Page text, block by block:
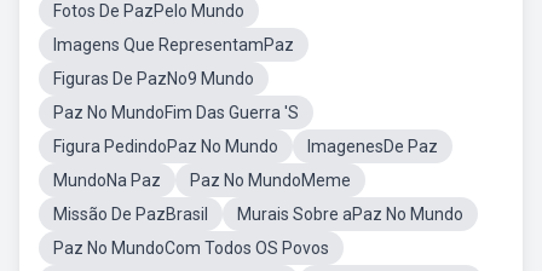
Fotos De PazPelo Mundo
Imagens Que RepresentamPaz
Figuras De PazNo9 Mundo
Paz No MundoFim Das Guerra 'S
Figura PedindoPaz No Mundo
ImagenesDe Paz
MundoNa Paz
Paz No MundoMeme
Missão De PazBrasil
Murais Sobre aPaz No Mundo
Paz No MundoCom Todos OS Povos